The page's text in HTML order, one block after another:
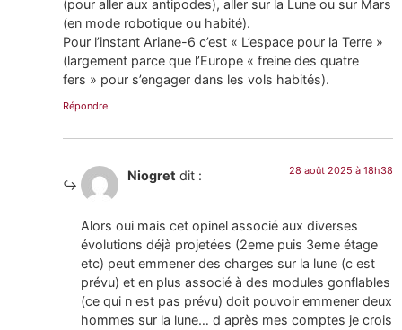
(pour aller aux antipodes), aller sur la Lune ou sur Mars
(en mode robotique ou habité).
Pour l’instant Ariane-6 c’est « L’espace pour la Terre »
(largement parce que l’Europe « freine des quatre
fers » pour s’engager dans les vols habités).
Répondre
Niogret dit : 28 août 2025 à 18h38
Alors oui mais cet opinel associé aux diverses
évolutions déjà projetées (2eme puis 3eme étage
etc) peut emmener des charges sur la lune (c est
prévu) et en plus associé à des modules gonflables
(ce qui n est pas prévu) doit pouvoir emmener deux
hommes sur la lune… d après mes comptes je crois